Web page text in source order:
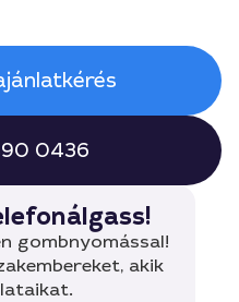
0436
gombnyomással!
akik